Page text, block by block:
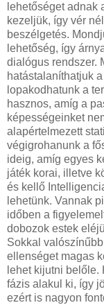
lehetőséget adnak
kezeljük, így vér
beszélgetés.
lehetőség, így
dialógus rendszer.
hatástalaníthatjuk
lopakodhatunk a
hasznos, amíg a
képességeinket
alapértelmezett
végigrohanunk a
ideig, amíg egyes
játék korai, illetve
és kellő
lehetünk. Vannak
időben a
dobozok estek
Sokkal
ellenséget magas
lehet kijutni
fázis alakul ki, így
ezért is nagyon